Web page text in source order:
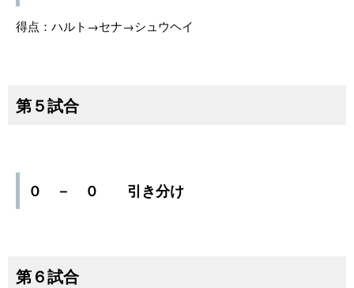
得点：ハルト→セナ→シュウヘイ
第５試合
０ － ０ 引き分け
第６試合